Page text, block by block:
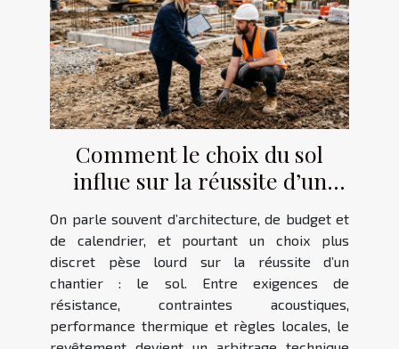
Comment le choix du sol
influe sur la réussite d’un
On parle souvent d’architecture, de budget et
de calendrier, et pourtant un choix plus
discret pèse lourd sur la réussite d’un
chantier : le sol. Entre exigences de
résistance, contraintes acoustiques,
performance thermique et règles locales, le